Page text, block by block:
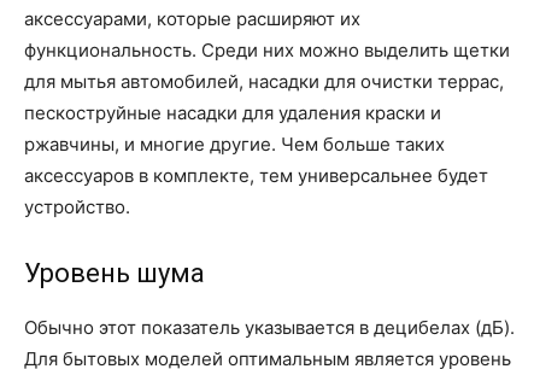
аксессуарами, которые расширяют их
функциональность. Среди них можно выделить щетки
для мытья автомобилей, насадки для очистки террас,
пескоструйные насадки для удаления краски и
ржавчины, и многие другие. Чем больше таких
аксессуаров в комплекте, тем универсальнее будет
устройство.
Уровень шума
Обычно этот показатель указывается в децибелах (дБ).
Для бытовых моделей оптимальным является уровень